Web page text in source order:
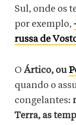
Sul, onde os
por exemplo,
russa de
O Ártico, ou
quando o
congelantes:
Terra, as